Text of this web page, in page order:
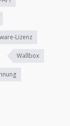
Lizenz
Wallbox